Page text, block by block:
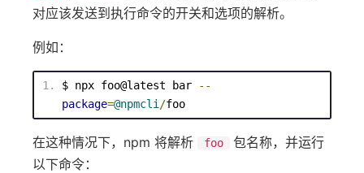
对应该发送到执行命令的开关和选项的解析。
例如：
$ npx foo@latest bar
--
package=@npmcli /foo
在这种情况下，npm 将解析 foo
包名称，并运行
以下命令：